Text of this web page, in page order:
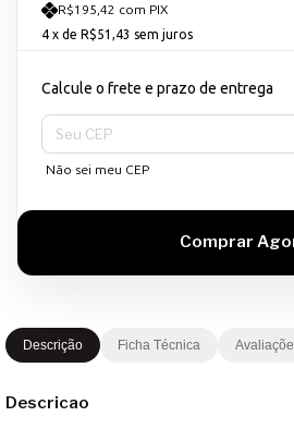
R$195,42 com PIX
4 x de R$51,43 sem juros
Calcule o frete e prazo de entrega
Entregas para o CEP:
Não sei meu CEP
Descrição Ficha Técnica
Descricao